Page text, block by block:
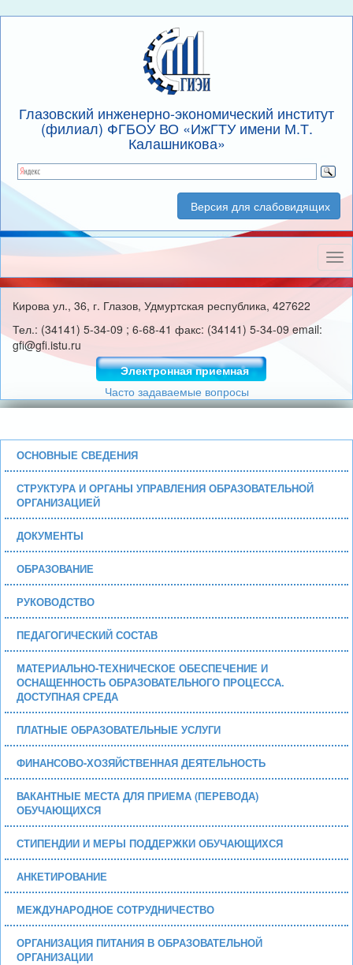
Глазовский инженерно-экономический институт
(филиал) ФГБОУ ВО «ИжГТУ имени М.Т.
Калашникова»
Версия для слабовидящих
Кирова ул., 36, г. Глазов, Удмуртская республика, 427622
Тел.: (34141) 5-34-09 ; 6-68-41 факс: (34141) 5-34-09 email:
gfi@gfi.istu.ru
Электронная приемная
Часто задаваемые вопросы
ОСНОВНЫЕ СВЕДЕНИЯ
СТРУКТУРА И ОРГАНЫ УПРАВЛЕНИЯ ОБРАЗОВАТЕЛЬНОЙ
ОРГАНИЗАЦИЕЙ
ДОКУМЕНТЫ
ОБРАЗОВАНИЕ
РУКОВОДСТВО
ПЕДАГОГИЧЕСКИЙ СОСТАВ
МАТЕРИАЛЬНО-ТЕХНИЧЕСКОЕ ОБЕСПЕЧЕНИЕ И
ОСНАЩЕННОСТЬ ОБРАЗОВАТЕЛЬНОГО ПРОЦЕССА.
ДОСТУПНАЯ СРЕДА
ПЛАТНЫЕ ОБРАЗОВАТЕЛЬНЫЕ УСЛУГИ
ФИНАНСОВО-ХОЗЯЙСТВЕННАЯ ДЕЯТЕЛЬНОСТЬ
ВАКАНТНЫЕ МЕСТА ДЛЯ ПРИЕМА (ПЕРЕВОДА)
ОБУЧАЮЩИХСЯ
СТИПЕНДИИ И МЕРЫ ПОДДЕРЖКИ ОБУЧАЮЩИХСЯ
АНКЕТИРОВАНИЕ
МЕЖДУНАРОДНОЕ СОТРУДНИЧЕСТВО
ОРГАНИЗАЦИЯ ПИТАНИЯ В ОБРАЗОВАТЕЛЬНОЙ
ОРГАНИЗАЦИИ